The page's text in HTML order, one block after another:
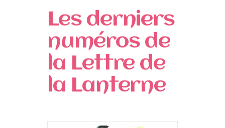
Les derniers
numéros de
la Lettre de
la Lanterne